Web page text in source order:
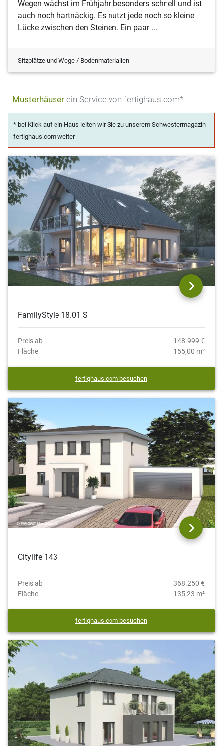
Wegen wächst im Frühjahr besonders schnell und ist
auch noch hartnäckig. Es nutzt jede noch so kleine
Lücke zwischen den Steinen. Ein paar ...
Sitzplätze und Wege / Bodenmaterialien
Musterhäuser ein Service von fertighaus.com*
* bei Klick auf ein Haus leiten wir Sie zu unserem Schwestermagazin
fertighaus.com weiter
FamilyStyle 18.01 S
Preis ab
148.999 €
Fläche
155,00 m²
fertighaus.com besuchen
Citylife 143
Preis ab
368.250 €
Fläche
135,23 m²
fertighaus.com besuchen